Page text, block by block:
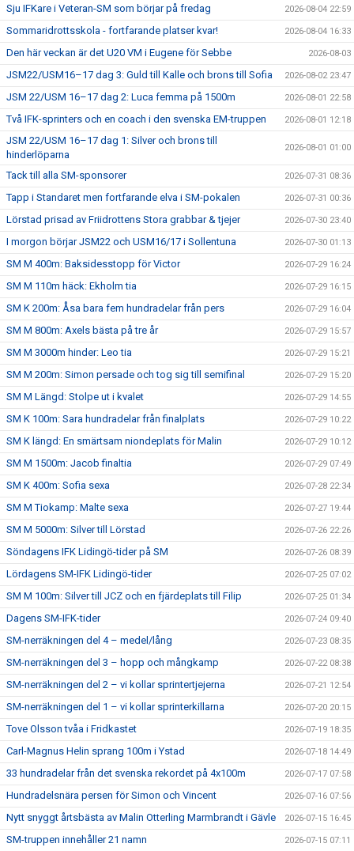
Sju IFKare i Veteran-SM som börjar på fredag 2026-08-04 22:59
Sommaridrottsskola - fortfarande platser kvar! 2026-08-04 16:33
Den här veckan är det U20 VM i Eugene för Sebbe 2026-08-03
JSM22/USM16–17 dag 3: Guld till Kalle och brons till Sofia 2026-08-02 23:47
JSM 22/USM 16–17 dag 2: Luca femma på 1500m 2026-08-01 22:58
Två IFK-sprinters och en coach i den svenska EM-truppen 2026-08-01 12:18
JSM 22/USM 16–17 dag 1: Silver och brons till
hinderlöparna
2026-08-01 01:00
Tack till alla SM-sponsorer 2026-07-31 08:36
Tapp i Standaret men fortfarande elva i SM-pokalen 2026-07-31 00:36
Lörstad prisad av Friidrottens Stora grabbar & tjejer 2026-07-30 23:40
I morgon börjar JSM22 och USM16/17 i Sollentuna 2026-07-30 01:13
SM M 400m: Baksidesstopp för Victor 2026-07-29 16:24
SM M 110m häck: Ekholm tia 2026-07-29 16:15
SM K 200m: Åsa bara fem hundradelar från pers 2026-07-29 16:04
SM M 800m: Axels bästa på tre år 2026-07-29 15:57
SM M 3000m hinder: Leo tia 2026-07-29 15:21
SM M 200m: Simon persade och tog sig till semifinal 2026-07-29 15:20
SM M Längd: Stolpe ut i kvalet 2026-07-29 14:55
SM K 100m: Sara hundradelar från finalplats 2026-07-29 10:22
SM K längd: En smärtsam niondeplats för Malin 2026-07-29 10:12
SM M 1500m: Jacob finaltia 2026-07-29 07:49
SM K 400m: Sofia sexa 2026-07-28 22:34
SM M Tiokamp: Malte sexa 2026-07-27 19:44
SM M 5000m: Silver till Lörstad 2026-07-26 22:26
Söndagens IFK Lidingö-tider på SM 2026-07-26 08:39
Lördagens SM-IFK Lidingö-tider 2026-07-25 07:02
SM M 100m: Silver till JCZ och en fjärdeplats till Filip 2026-07-25 01:34
Dagens SM-IFK-tider 2026-07-24 09:40
SM-nerräkningen del 4 – medel/lång 2026-07-23 08:35
SM-nerräkningen del 3 – hopp och mångkamp 2026-07-22 08:38
SM-nerräkningen del 2 – vi kollar sprintertjejerna 2026-07-21 12:54
SM-nerräkningen del 1 – vi kollar sprinterkillarna 2026-07-20 20:15
Tove Olsson tvåa i Fridkastet 2026-07-19 18:35
Carl-Magnus Helin sprang 100m i Ystad 2026-07-18 14:49
33 hundradelar från det svenska rekordet på 4x100m 2026-07-17 07:58
Hundradelsnära persen för Simon och Vincent 2026-07-16 07:56
Nytt snyggt årtsbästa av Malin Otterling Marmbrandt i Gävle 2026-07-15 16:45
SM-truppen innehåller 21 namn 2026-07-15 07:11